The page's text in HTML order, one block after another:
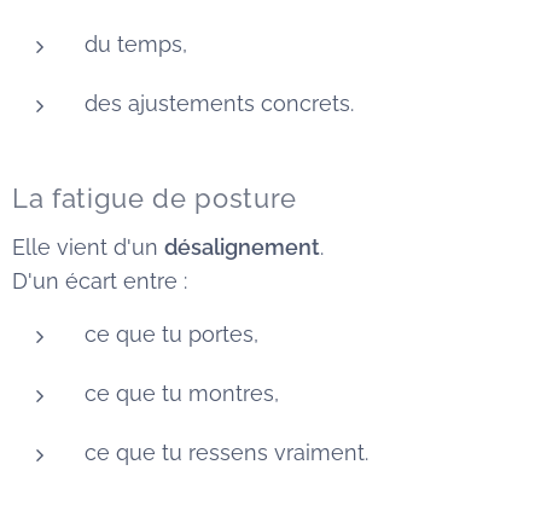
du temps,
des ajustements concrets.
La fatigue de posture
Elle vient d'un désalignement.
D'un écart entre :
ce que tu portes,
ce que tu montres,
ce que tu ressens vraiment.